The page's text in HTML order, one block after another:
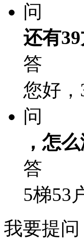
问
还有
答
您好
问
，怎
答
5梯53
我要提